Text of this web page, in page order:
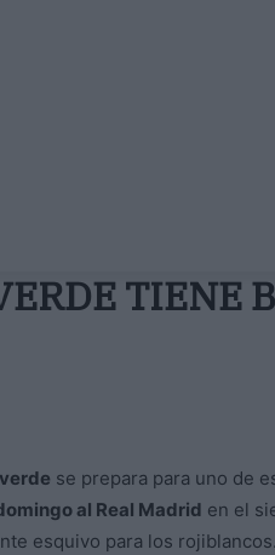
TIENE
se prepara para uno de
al Real Madrid en el
esquivo para los